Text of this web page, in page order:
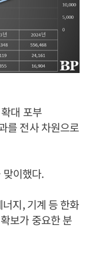
대 포부
를 전사 차원으로
이했다.
지, 기계 등 한화
보가 중요한 분